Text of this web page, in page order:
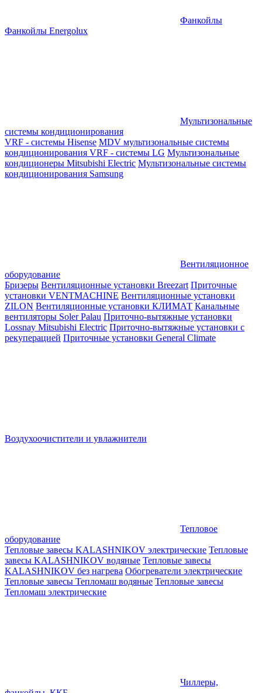
Фанкойлы
Фанкойлы Energolux
Мультизональные
системы кондиционирования
VRF - системы Hisense MDV мультизональные системы
кондиционирования VRF - системы LG Мультизональные
кондиционеры Mitsubishi Electric Мультизональные системы
кондиционирования Samsung
Вентиляционное
оборудование
Бризеры Вентиляционные установки Breezart Приточные
установки VENTMACHINE Вентиляционные установки
ZILON Вентиляционные установки КЛИМАТ Канальные
вентиляторы Soler Palau Приточно-вытяжные установки
Lossnay Mitsubishi Electric Приточно-вытяжные установки с
рекуперацией Приточные установки General Climate
Воздухоочистители и увлажнители
Тепловое
оборудование
Тепловые завесы KALASHNIKOV электрические Тепловые
завесы KALASHNIKOV водяные Тепловые завесы
KALASHNIKOV без нагрева Обогреватели электрические
Тепловые завесы Тепломаш водяные Тепловые завесы
Тепломаш электрические
Чиллеры,